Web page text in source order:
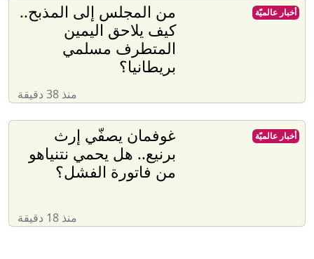
من المجلس إلى المذبح..
كيف يلاحق اليمين
المتطرف مسلمي
بريطانيا؟
منذ 38 دقيقة
أخبار عالميّة
غوفمان يصفّي إرث
برنيع.. هل يحمي نتنياهو
من فاتورة الفشل؟
منذ 18 دقيقة
أخبار عالميّة